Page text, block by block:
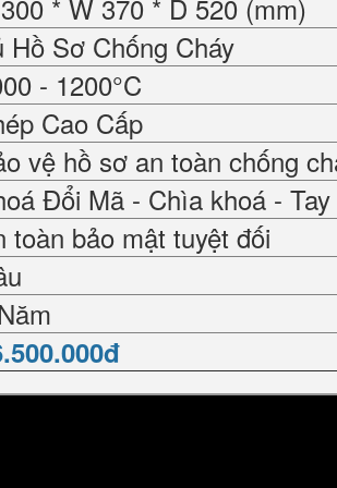
* W 370 * D 520 (mm)
Hồ Sơ Chống Cháy
- 1200°C
Cao Cấp
vệ hồ sơ an toàn chống
Đổi Mã - Chìa khoá -
toàn bảo mật tuyệt đối